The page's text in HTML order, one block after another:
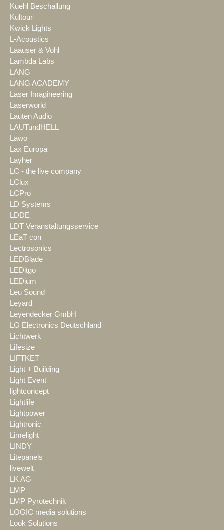
Kuehl Beschallung
Kultour
Kwick Lights
L-Acoustics
Laauser & Vohl
Lambda Labs
LANG
LANG ACADEMY
Laser Imagineering
Laserworld
Lauten Audio
LAUTundHELL
Lawo
Lax Europa
Layher
LC - the live company
LClux
LCPro
LD Systems
LDDE
LDT Veranstaltungsservice
LEaT con
Lectrosonics
LEDBlade
LEDitgo
LEDium
Leu Sound
Leyard
Leyendecker GmbH
LG Electronics Deutschland
Lichtwerk
Lifesize
LIFTKET
Light + Building
Light Event
lightconcept
Lightlife
Lightpower
Lightronic
Limelight
LINDY
Litepanels
livewelt
LK AG
LMP
LMP Pyrotechnik
LOGIC media solutions
Look Solutions